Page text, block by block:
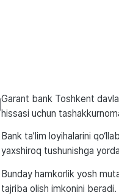
Garant bank Toshkent
hissasi uchun
Bank ta’lim loyihalarini
yaxshiroq tushunishga
Bunday hamkorlik yosh
tajriba olish imkonini beradi.